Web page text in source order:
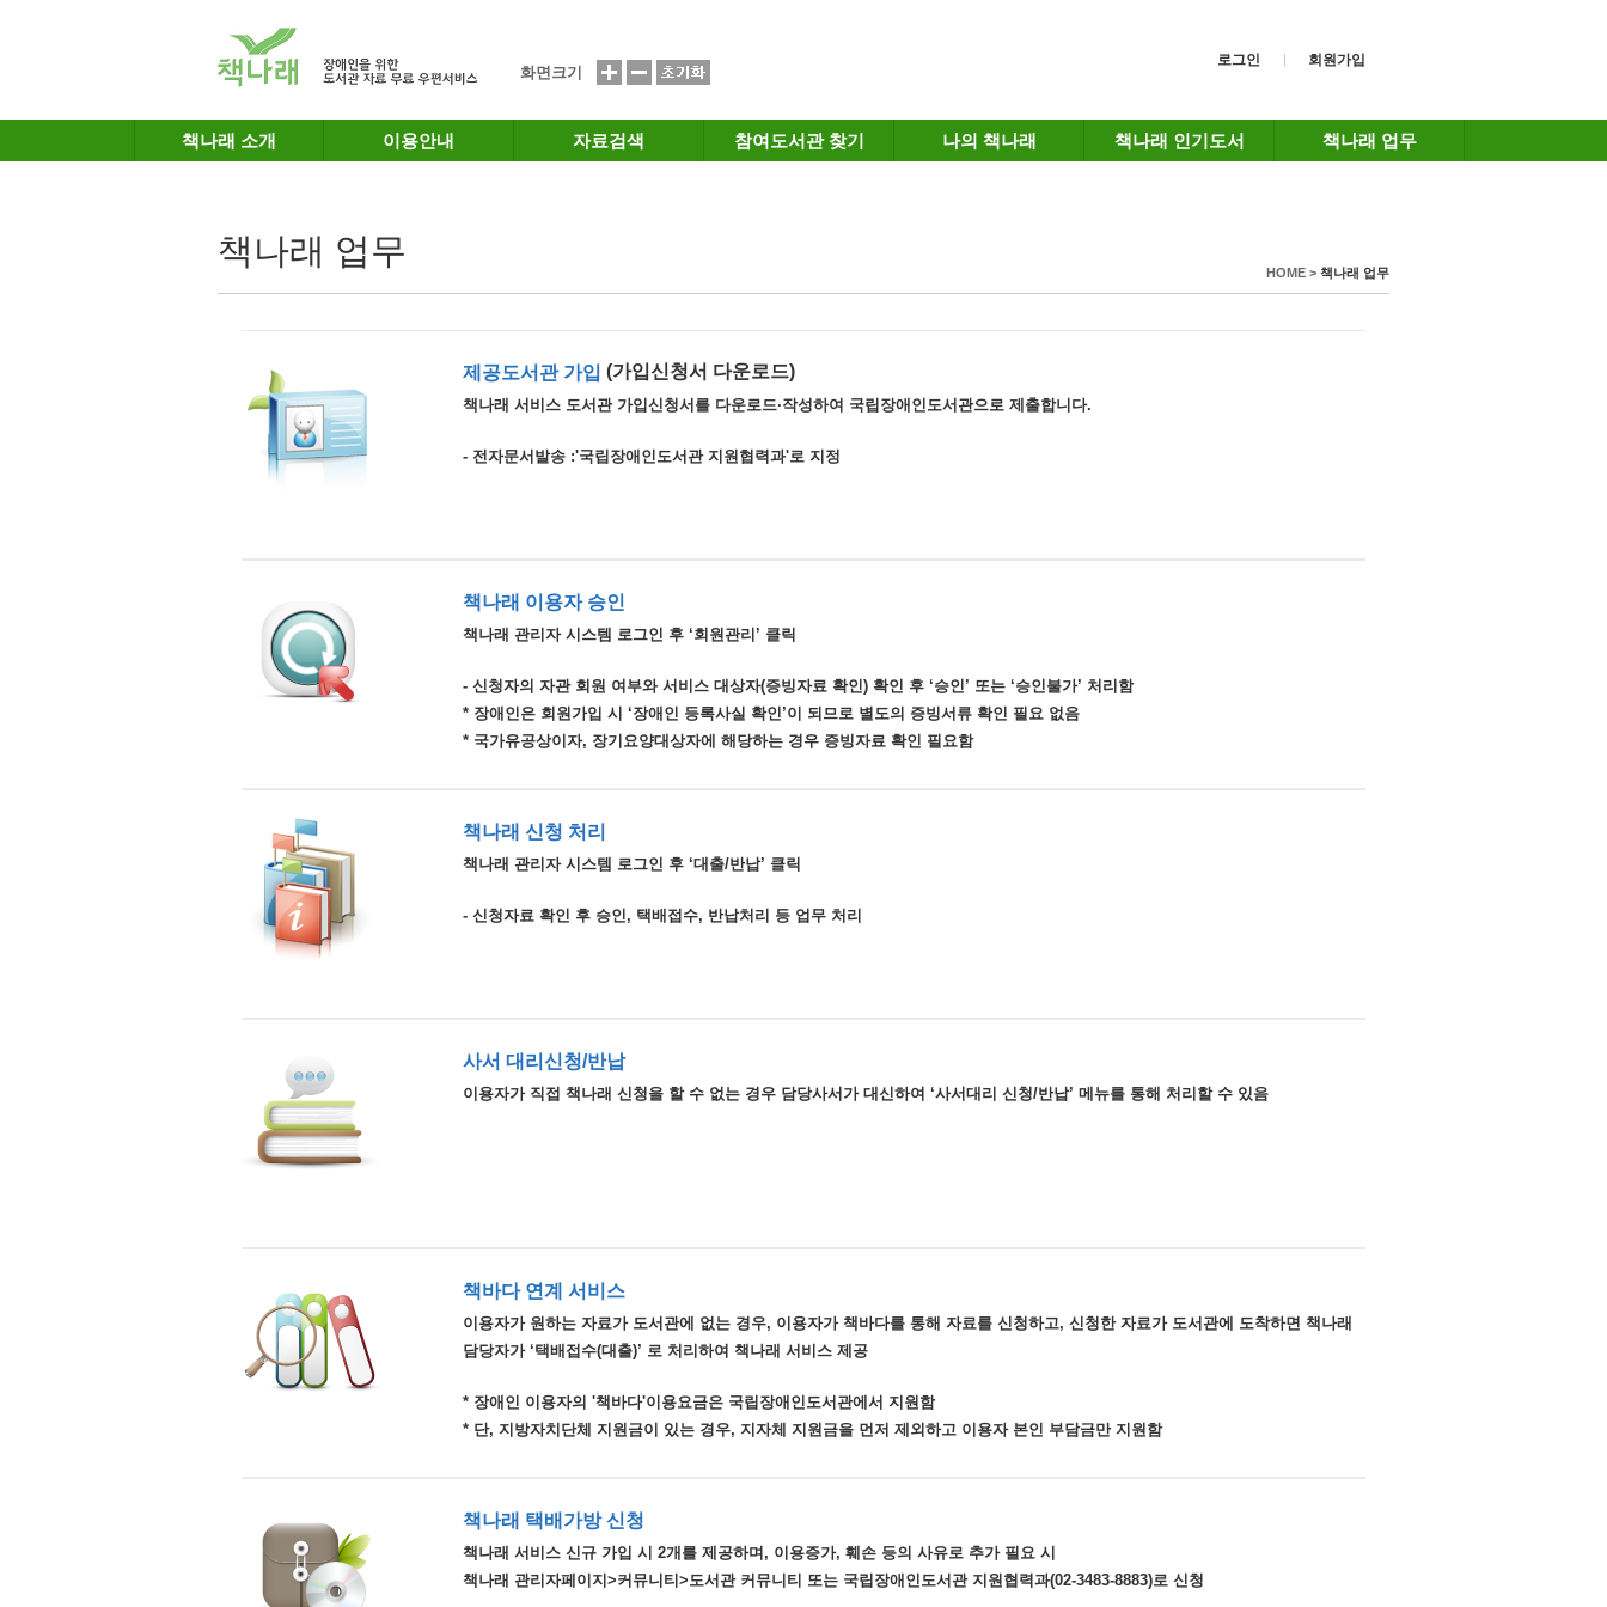
화면크기
로그인 회원가입
책나래 소개 이용안내 자료검색 참여도서관 찾기 나의 책나래 책나래 인기도서 책나래 업무
책나래 업무
HOME > 책나래 업무
제공도서관 가입 (가입신청서 다운로드)
책나래 서비스 도서관 가입신청서를 다운로드·작성하여 국립장애인도서관으로 제출합니다.
- 전자문서발송 :'국립장애인도서관 지원협력과'로 지정
책나래 이용자 승인
책나래 관리자 시스템 로그인 후 ‘회원관리’ 클릭
- 신청자의 자관 회원 여부와 서비스 대상자(증빙자료 확인) 확인 후 ‘승인’ 또는 ‘승인불가’ 처리함
* 장애인은 회원가입 시 ‘장애인 등록사실 확인’이 되므로 별도의 증빙서류 확인 필요 없음
* 국가유공상이자, 장기요양대상자에 해당하는 경우 증빙자료 확인 필요함
책나래 신청 처리
책나래 관리자 시스템 로그인 후 ‘대출/반납’ 클릭
- 신청자료 확인 후 승인, 택배접수, 반납처리 등 업무 처리
사서 대리신청/반납
이용자가 직접 책나래 신청을 할 수 없는 경우 담당사서가 대신하여 ‘사서대리 신청/반납’ 메뉴를 통해 처리할 수 있음
책바다 연계 서비스
이용자가 원하는 자료가 도서관에 없는 경우, 이용자가 책바다를 통해 자료를 신청하고, 신청한 자료가 도서관에 도착하면 책나래
담당자가 ‘택배접수(대출)’ 로 처리하여 책나래 서비스 제공
* 장애인 이용자의 '책바다'이용요금은 국립장애인도서관에서 지원함
* 단, 지방자치단체 지원금이 있는 경우, 지자체 지원금을 먼저 제외하고 이용자 본인 부담금만 지원함
책나래 택배가방 신청
책나래 서비스 신규 가입 시 2개를 제공하며, 이용증가, 훼손 등의 사유로 추가 필요 시
책나래 관리자페이지>커뮤니티>도서관 커뮤니티 또는 국립장애인도서관 지원협력과(02-3483-8883)로 신청